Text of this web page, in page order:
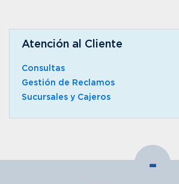
Atención al Cliente
Consultas
Gestión de Reclamos
Sucursales y Cajeros
-